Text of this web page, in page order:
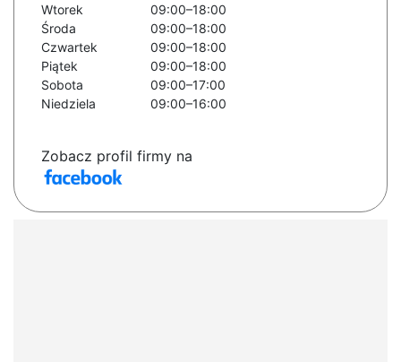
Wtorek
09:00–18:00
Środa
09:00–18:00
Czwartek
09:00–18:00
Piątek
09:00–18:00
Sobota
09:00–17:00
Niedziela
09:00–16:00
Zobacz profil firmy na